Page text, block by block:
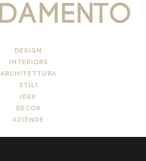
DESIGN
INTERIORS
ARCHITETTURA
STILI
IDEE
DECOR
AZIENDE